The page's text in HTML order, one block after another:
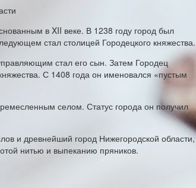
в XII веке. В 1238 году город был
стал столицей Городецкого княжества.
стал его сын. Затем Городец
С 1408 года он именовался «пустым
селом. Статус города он получил
и древнейший город Нижегородской области,
нитью и выпеканию пряников.